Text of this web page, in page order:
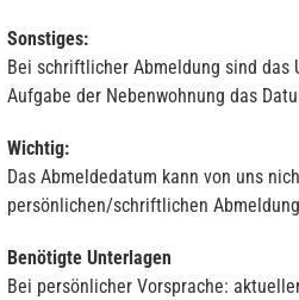
Sonstiges:
Bei schriftlicher Abmeldung sind das
Aufgabe der Nebenwohnung das
Wichtig:
Das Abmeldedatum kann von uns
persönlichen/schriftlichen
Benötigte Unterlagen
Bei persönlicher Vorsprache: